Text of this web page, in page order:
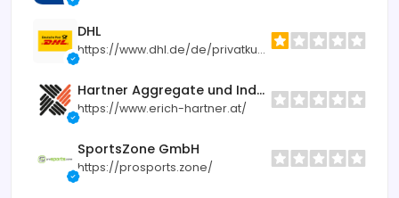
DHL
https://www.dhl.de/de/privatkunden.html
Hartner Aggregate und Industrietechnik
https://www.erich-hartner.at/
SportsZone GmbH
https://prosports.zone/